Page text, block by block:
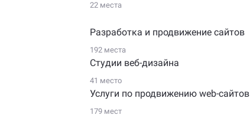
22 места
Разработка и продвижение сайтов
192 места
Студии веб-дизайна
41 место
Услуги по продвижению web-сайтов
179 мест